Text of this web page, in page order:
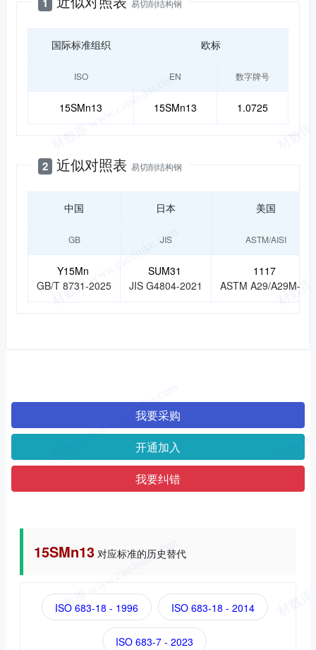
易切削结构钢
国际标准组织 欧标
ISO EN 数字牌号
15SMn13 15SMn13 1.0725
2 近似对照表 易切削结构钢
中国 日本 美国
GB JIS ASTM/AISI
Y15Mn
GB/T 8731-2025
SUM31
JIS G4804-2021
1117
ASTM A29/A29M-20
我要采购
开通加入
我要纠错
15SMn13 对应标准的历史替代
ISO 683-18 - 1996 ISO 683-18 - 2014
ISO 683-7 - 2023